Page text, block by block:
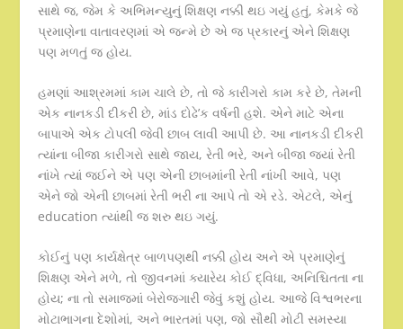
સાથે જ, જેમ કે અભિમન્યુનું શિક્ષણ નક્કી થઇ ગયું હતું, કેમકે જે
પ્રમાણેના વાતાવરણમાં એ જન્મે છે એ જ પ્રકારનું એને શિક્ષણ
પણ મળતું જ હોય.
હમણાં આશ્રમમાં કામ ચાલે છે, તો જે કારીગરો કામ કરે છે, તેમની
એક નાનકડી દીકરી છે, માંડ દોઢે’ક વર્ષની હશે. એને માટે એના
બાપાએ એક ટોપલી જેવી છાબ લાવી આપી છે. આ નાનકડી દીકરી
ત્યાંના બીજા કારીગરો સાથે જાય, રેતી ભરે, અને બીજા જ્યાં રેતી
નાંખે ત્યાં જઈને એ પણ એની છાબમાંની રેતી નાંખી આવે, પણ
એને જો એની છાબમાં રેતી ભરી ના આપે તો એ રડે. એટલે, એનું
education ત્યાંથી જ શરુ થઇ ગયું.
કોઈનું પણ કાર્યક્ષેત્ર બાળપણથી નક્કી હોય અને એ પ્રમાણેનું
શિક્ષણ એને મળે, તો જીવનમાં ક્યારેય કોઈ દ્વિધા, અનિશ્ચિતતા ના
હોય; ના તો સમાજમાં બેરોજગારી જેવું કશું હોય. આજે વિશ્વભરના
મોટાભાગના દેશોમાં, અને ભારતમાં પણ, જો સૌથી મોટી સમસ્યા